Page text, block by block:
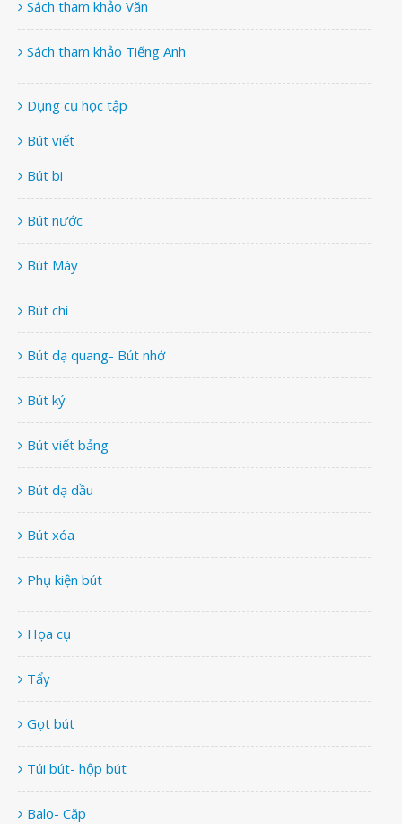
Sách tham khảo Văn
Sách tham khảo Tiếng Anh
Dụng cụ học tập
Bút viết
Bút bi
Bút nước
Bút Máy
Bút chì
Bút dạ quang- Bút nhớ
Bút ký
Bút viết bảng
Bút dạ dầu
Bút xóa
Phụ kiện bút
Họa cụ
Tẩy
Gọt bút
Túi bút- hộp bút
Balo- Cặp